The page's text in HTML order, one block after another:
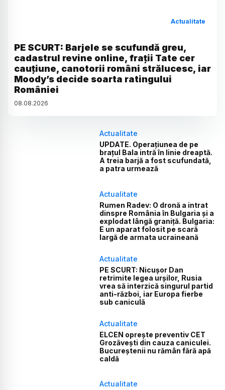
Actualitate
PE SCURT: Barjele se scufundă greu,
cadastrul revine online, frații Tate cer
cauțiune, canotorii români strălucesc, iar
Moody’s decide soarta ratingului
României
08.08.2026
Actualitate
UPDATE. Operațiunea de pe
brațul Bala intră în linie dreaptă.
A treia barjă a fost scufundată,
a patra urmează
Actualitate
Rumen Radev: O dronă a intrat
dinspre România în Bulgaria și a
explodat lângă graniță. Bulgaria:
E un aparat folosit pe scară
largă de armata ucraineană
Actualitate
PE SCURT: Nicușor Dan
retrimite legea urșilor, Rusia
vrea să interzică singurul partid
anti-război, iar Europa fierbe
sub caniculă
Actualitate
ELCEN oprește preventiv CET
Grozăvești din cauza caniculei.
Bucureștenii nu rămân fără apă
caldă
Actualitate